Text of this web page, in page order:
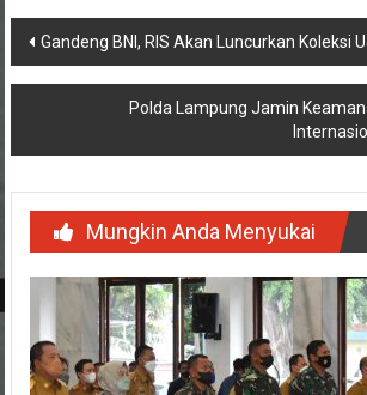
Navigasi
pos
Gandeng BNI, RIS Akan Luncurkan Koleksi
Polda Lampung Jamin
Mungkin Anda Menyukai